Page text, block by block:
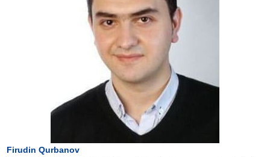
Firudin Qurbanov